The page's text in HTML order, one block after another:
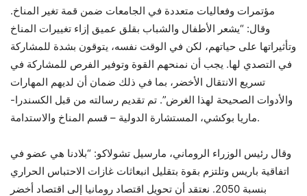
مؤتمرات وفعاليات متعددة في الجامعات ضمن قمة تغير المناخ.
وقال: “يشعر الأطفال والشباب بقلق عميق إزاء تغييرات المناخ
وتأثيراتها على حياتهم، لكن في الوقت نفسه، يتوقون بشدة للمشاركة
في التصدي لها. يجب أن نمنحهم القوة وتوفير الفرص للمشاركة في
تسريع الانتقال الأخضر، بما في ذلك ضمان أن لديهم المهارات
والأدوات الصحيحة لهذا الغرض”. تم تقديم رسالته من قبل الكسندرا-
ماريا بوكشي، المستشارة الدولية – قسم المناخ والاستدامة.
وقال رئيس الوزراء الروماني، مارسيل تشولاكو: “بلادنا هي عضو في
اتفاقية باريس وتلتزم بقوة بتقليل انبعاثات غازات الاحتباس الحراري
بنسبة 2050. نعتقد أن تحويل اقتصاد رومانيا إلى اقتصاد أخضر